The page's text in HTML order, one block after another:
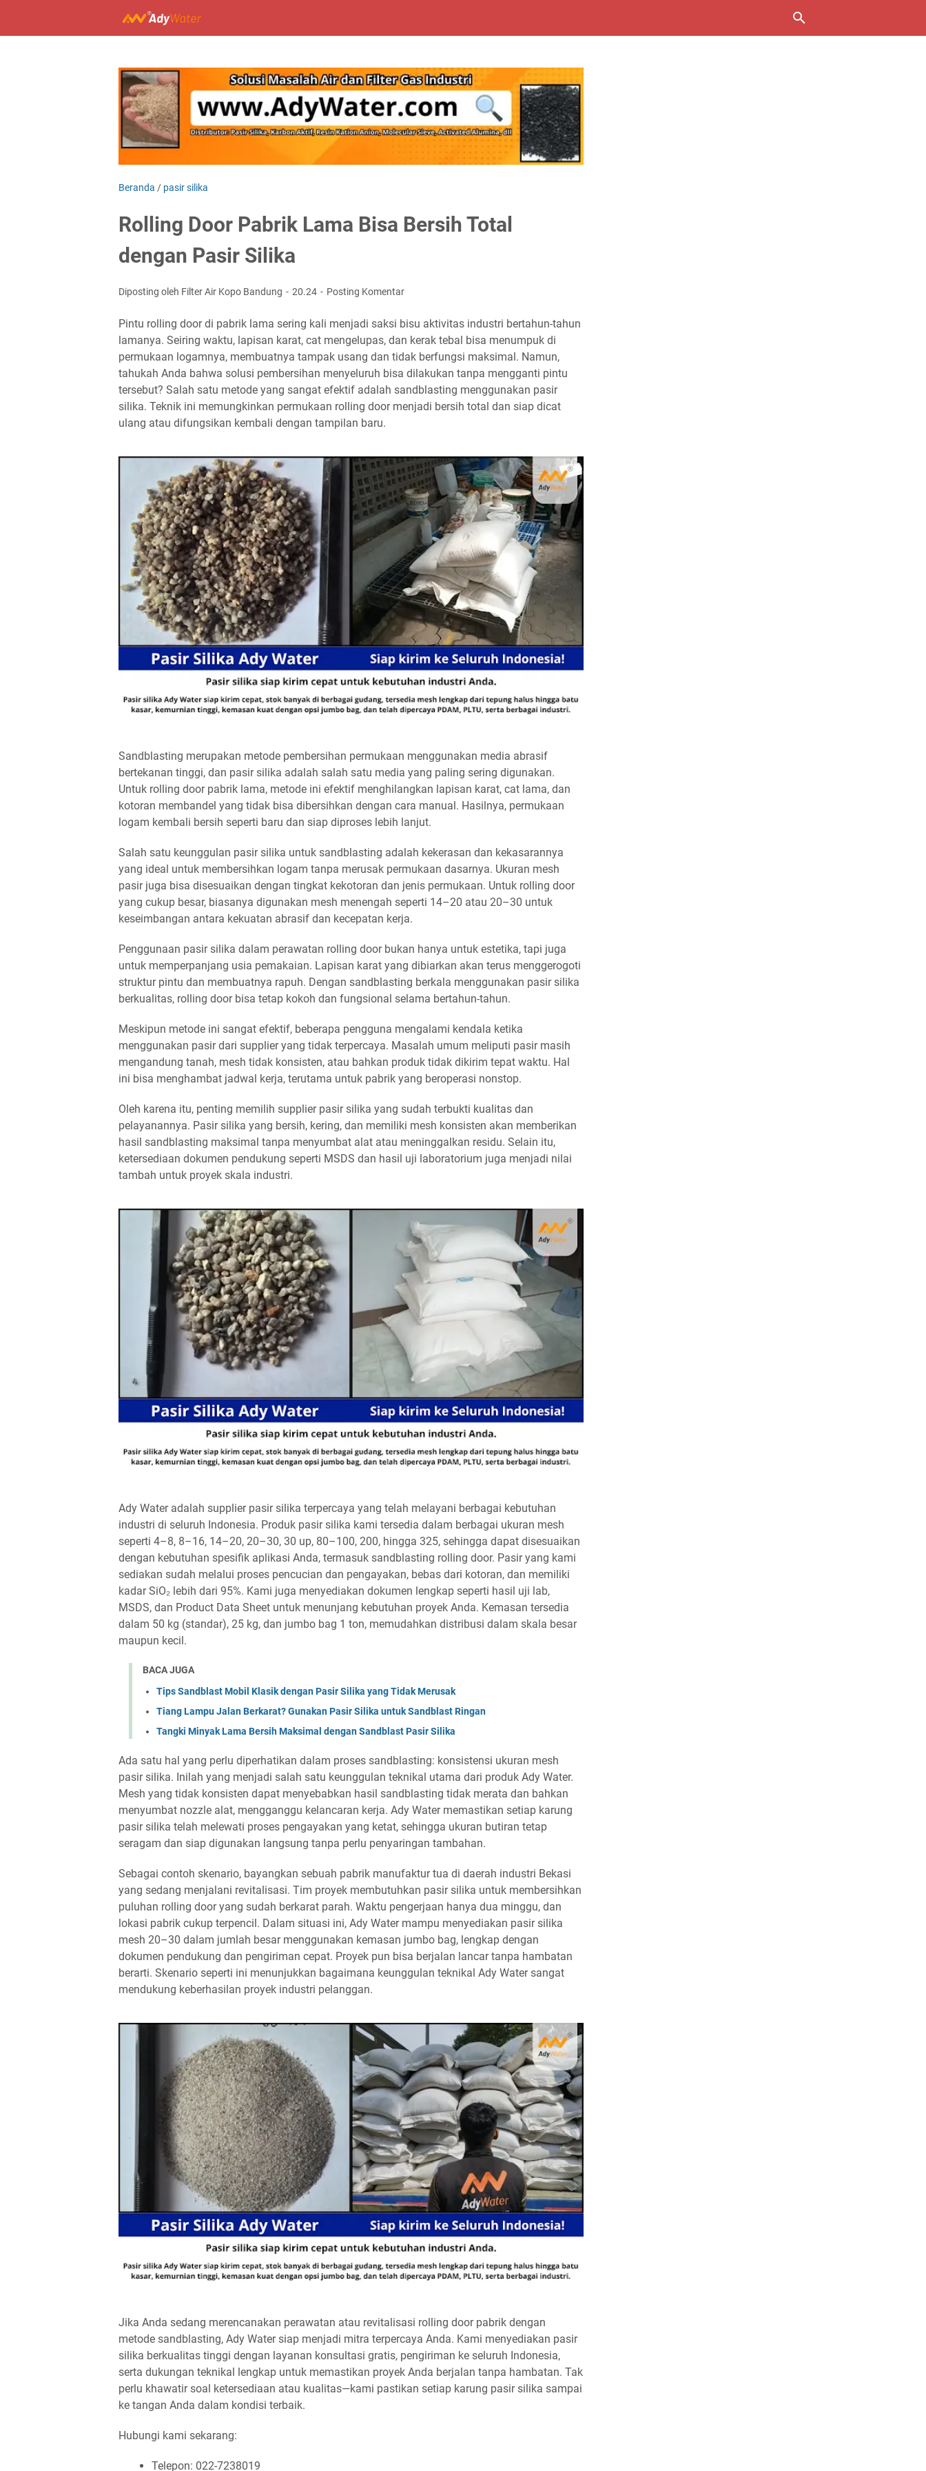
Beranda / pasir silika
Rolling Door Pabrik Lama Bisa Bersih Total
dengan Pasir Silika
Diposting oleh Filter Air Kopo Bandung 20.24 Posting Komentar
Pintu rolling door di pabrik lama sering kali menjadi saksi bisu aktivitas industri bertahun-tahun
lamanya. Seiring waktu, lapisan karat, cat mengelupas, dan kerak tebal bisa menumpuk di
permukaan logamnya, membuatnya tampak usang dan tidak berfungsi maksimal. Namun,
tahukah Anda bahwa solusi pembersihan menyeluruh bisa dilakukan tanpa mengganti pintu
tersebut? Salah satu metode yang sangat efektif adalah sandblasting menggunakan pasir
silika. Teknik ini memungkinkan permukaan rolling door menjadi bersih total dan siap dicat
ulang atau difungsikan kembali dengan tampilan baru.
Sandblasting merupakan metode pembersihan permukaan menggunakan media abrasif
bertekanan tinggi, dan pasir silika adalah salah satu media yang paling sering digunakan.
Untuk rolling door pabrik lama, metode ini efektif menghilangkan lapisan karat, cat lama, dan
kotoran membandel yang tidak bisa dibersihkan dengan cara manual. Hasilnya, permukaan
logam kembali bersih seperti baru dan siap diproses lebih lanjut.
Salah satu keunggulan pasir silika untuk sandblasting adalah kekerasan dan kekasarannya
yang ideal untuk membersihkan logam tanpa merusak permukaan dasarnya. Ukuran mesh
pasir juga bisa disesuaikan dengan tingkat kekotoran dan jenis permukaan. Untuk rolling door
yang cukup besar, biasanya digunakan mesh menengah seperti 14–20 atau 20–30 untuk
keseimbangan antara kekuatan abrasif dan kecepatan kerja.
Penggunaan pasir silika dalam perawatan rolling door bukan hanya untuk estetika, tapi juga
untuk memperpanjang usia pemakaian. Lapisan karat yang dibiarkan akan terus menggerogoti
struktur pintu dan membuatnya rapuh. Dengan sandblasting berkala menggunakan pasir silika
berkualitas, rolling door bisa tetap kokoh dan fungsional selama bertahun-tahun.
Meskipun metode ini sangat efektif, beberapa pengguna mengalami kendala ketika
menggunakan pasir dari supplier yang tidak terpercaya. Masalah umum meliputi pasir masih
mengandung tanah, mesh tidak konsisten, atau bahkan produk tidak dikirim tepat waktu. Hal
ini bisa menghambat jadwal kerja, terutama untuk pabrik yang beroperasi nonstop.
Oleh karena itu, penting memilih supplier pasir silika yang sudah terbukti kualitas dan
pelayanannya. Pasir silika yang bersih, kering, dan memiliki mesh konsisten akan memberikan
hasil sandblasting maksimal tanpa menyumbat alat atau meninggalkan residu. Selain itu,
ketersediaan dokumen pendukung seperti MSDS dan hasil uji laboratorium juga menjadi nilai
tambah untuk proyek skala industri.
Ady Water adalah supplier pasir silika terpercaya yang telah melayani berbagai kebutuhan
industri di seluruh Indonesia. Produk pasir silika kami tersedia dalam berbagai ukuran mesh
seperti 4–8, 8–16, 14–20, 20–30, 30 up, 80–100, 200, hingga 325, sehingga dapat disesuaikan
dengan kebutuhan spesifik aplikasi Anda, termasuk sandblasting rolling door. Pasir yang kami
sediakan sudah melalui proses pencucian dan pengayakan, bebas dari kotoran, dan memiliki
kadar SiO₂ lebih dari 95%. Kami juga menyediakan dokumen lengkap seperti hasil uji lab,
MSDS, dan Product Data Sheet untuk menunjang kebutuhan proyek Anda. Kemasan tersedia
dalam 50 kg (standar), 25 kg, dan jumbo bag 1 ton, memudahkan distribusi dalam skala besar
maupun kecil.
BACA JUGA
Tips Sandblast Mobil Klasik dengan Pasir Silika yang Tidak Merusak
Tiang Lampu Jalan Berkarat? Gunakan Pasir Silika untuk Sandblast Ringan
Tangki Minyak Lama Bersih Maksimal dengan Sandblast Pasir Silika
Ada satu hal yang perlu diperhatikan dalam proses sandblasting: konsistensi ukuran mesh
pasir silika. Inilah yang menjadi salah satu keunggulan teknikal utama dari produk Ady Water.
Mesh yang tidak konsisten dapat menyebabkan hasil sandblasting tidak merata dan bahkan
menyumbat nozzle alat, mengganggu kelancaran kerja. Ady Water memastikan setiap karung
pasir silika telah melewati proses pengayakan yang ketat, sehingga ukuran butiran tetap
seragam dan siap digunakan langsung tanpa perlu penyaringan tambahan.
Sebagai contoh skenario, bayangkan sebuah pabrik manufaktur tua di daerah industri Bekasi
yang sedang menjalani revitalisasi. Tim proyek membutuhkan pasir silika untuk membersihkan
puluhan rolling door yang sudah berkarat parah. Waktu pengerjaan hanya dua minggu, dan
lokasi pabrik cukup terpencil. Dalam situasi ini, Ady Water mampu menyediakan pasir silika
mesh 20–30 dalam jumlah besar menggunakan kemasan jumbo bag, lengkap dengan
dokumen pendukung dan pengiriman cepat. Proyek pun bisa berjalan lancar tanpa hambatan
berarti. Skenario seperti ini menunjukkan bagaimana keunggulan teknikal Ady Water sangat
mendukung keberhasilan proyek industri pelanggan.
Jika Anda sedang merencanakan perawatan atau revitalisasi rolling door pabrik dengan
metode sandblasting, Ady Water siap menjadi mitra terpercaya Anda. Kami menyediakan pasir
silika berkualitas tinggi dengan layanan konsultasi gratis, pengiriman ke seluruh Indonesia,
serta dukungan teknikal lengkap untuk memastikan proyek Anda berjalan tanpa hambatan. Tak
perlu khawatir soal ketersediaan atau kualitas—kami pastikan setiap karung pasir silika sampai
ke tangan Anda dalam kondisi terbaik.
Hubungi kami sekarang:
Telepon: 022-7238019